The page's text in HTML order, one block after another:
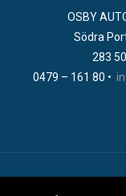
OSBY
Södra
283
0479 – 161 80 •